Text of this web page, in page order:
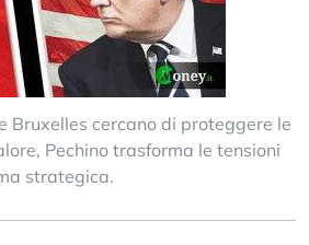
Bruxelles cercano di proteggere le
Pechino trasforma le tensioni
strategica.